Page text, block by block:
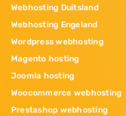
Webhosting Duitsland
Webhosting Engeland
Wordpress webhosting
Magento hosting
Joomla hosting
Woocommerce webhosting
Prestashop webhosting